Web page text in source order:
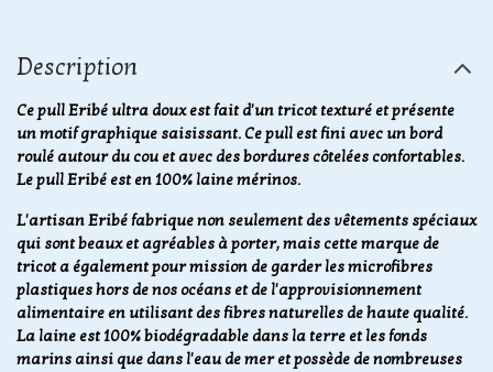
Description
Ce pull Eribé ultra doux est fait d'un tricot texturé et présente
un motif graphique saisissant. Ce pull est fini avec un bord
roulé autour du cou et avec des bordures côtelées confortables.
Le pull Eribé est en 100% laine mérinos.
L'artisan Eribé fabrique non seulement des vêtements spéciaux
qui sont beaux et agréables à porter, mais cette marque de
tricot a également pour mission de garder les microfibres
plastiques hors de nos océans et de l'approvisionnement
alimentaire en utilisant des fibres naturelles de haute qualité.
La laine est 100% biodégradable dans la terre et les fonds
marins ainsi que dans l'eau de mer et possède de nombreuses